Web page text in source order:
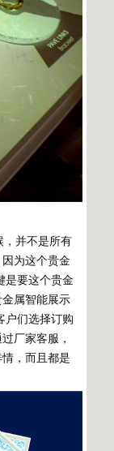
并不是所有
为这个贵金
是要这个贵金
属智能展示
户们选择订购
厂家客服，
，而且都是